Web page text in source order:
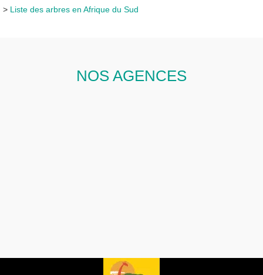
> Liste des arbres en Afrique du Sud
NOS AGENCES